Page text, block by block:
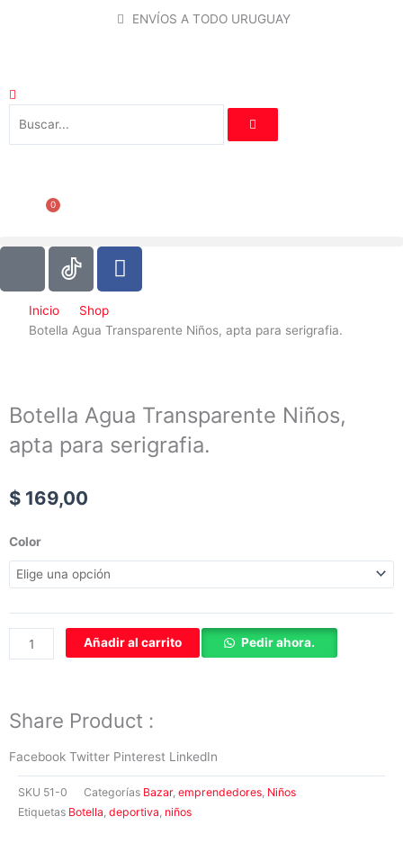
ENVÍOS A TODO URUGUAY
0
Carrito
o
n
s
t
a
r
m
-
1
F
a
e
k
Inicio
Shop
Botella Agua Transparente Niños, apta para serigrafia.
Botella Agua Transparente Niños,
apta para serigrafia.
$ 169,00
Color
Botella
Agua
Transparente
apta
para
serigrafia.
Añadir al carrito Pedir ahora.
Share Product :
Facebook Twitter Pinterest LinkedIn
SKU 51-0 Categorías Bazar, emprendedores Niños
Etiquetas Botella deportiva niños